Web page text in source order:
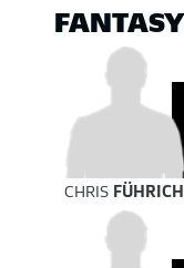
CHRIS FÜHRICH